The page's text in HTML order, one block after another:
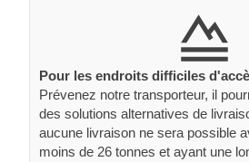
Pour les endroits difficiles
Prévenez notre transporteur, il
des solutions alternatives de
aucune livraison ne sera possible
moins de 26 tonnes et ayant une